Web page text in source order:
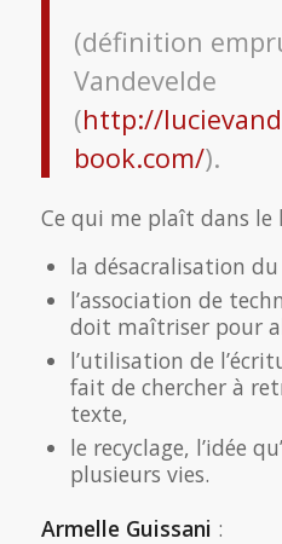
(définition
Vandevelde
(http://
book.com/).
Ce qui me plaît dans le
la désacralisation
l’association de
doit maîtriser pour
l’utilisation de
fait de chercher à
texte,
le recyclage, l’idée
plusieurs vies.
Armelle Guissani :